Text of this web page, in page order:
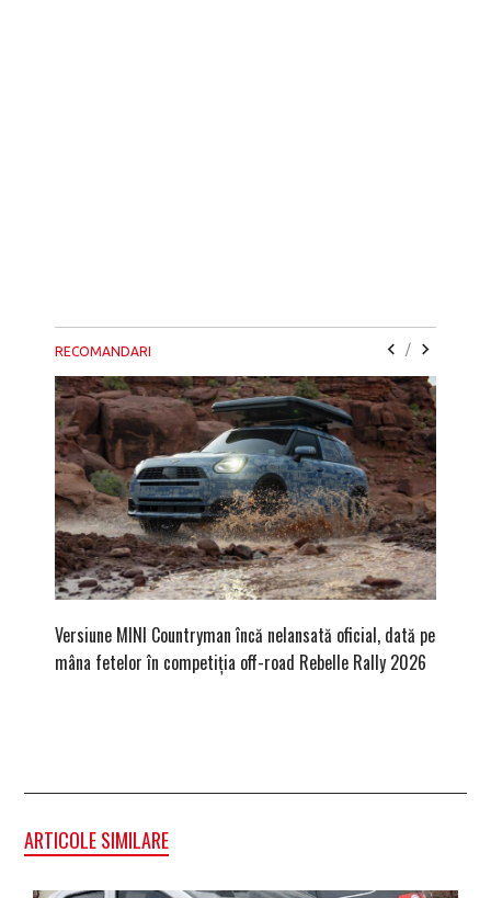
RECOMANDARI /
Versiune MINI Countryman încă nelansată oficial, dată pe
mâna fetelor în competiția off-road Rebelle Rally 2026
ARTICOLE SIMILARE